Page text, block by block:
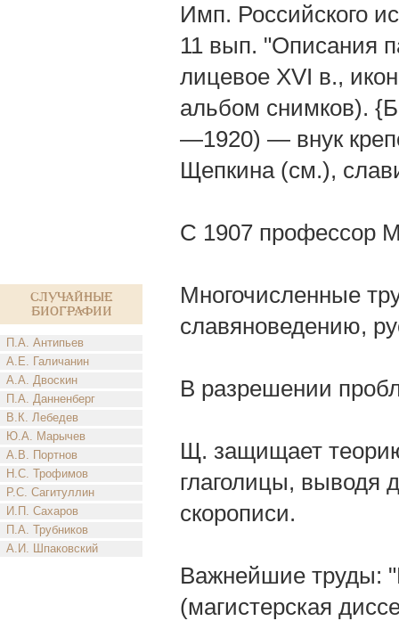
Случайные
биографии
П.А. Антипьев
А.Е. Галичанин
А.А. Двоскин
П.А. Данненберг
В.К. Лебедев
Ю.А. Марычев
А.В. Портнов
Н.С. Трофимов
Р.С. Сагитуллин
И.П. Сахаров
П.А. Трубников
А.И. Шпаковский
Имп. Российского
11 вып. "Описания
лицевое XVI в.,
альбом снимков).
—1920) — внук
Щепкина (см.),
С 1907 профессор
Многочисленные
славяноведению,
В разрешении
Щ. защищает
глаголицы, выводя
скорописи.
Важнейшие труды:
(магистерская